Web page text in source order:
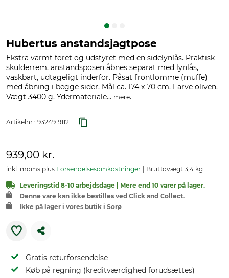
Hubertus anstandsjagtpose
Ekstra varmt foret og udstyret med en sidelynlås. Praktisk
skulderrem, anstandsposen åbnes separat med lynlås,
vaskbart, udtageligt inderfor. Påsat frontlomme (muffe)
med åbning i begge sider. Mål ca. 174 x 70 cm. Farve oliven.
Vægt 3400 g. Ydermateriale... mere.
Artikelnr.: 9324919112
939,00 kr.
inkl. moms plus Forsendelsesomkostninger Bruttovægt 3,4 kg
Leveringstid 8-10 arbejdsdage | Mere end 10 varer på lager.
Denne vare kan ikke bestilles ved Click and Collect.
Ikke på lager i vores butik i Sorø
Gratis returforsendelse
Køb på regning (kreditværdighed forudsættes)